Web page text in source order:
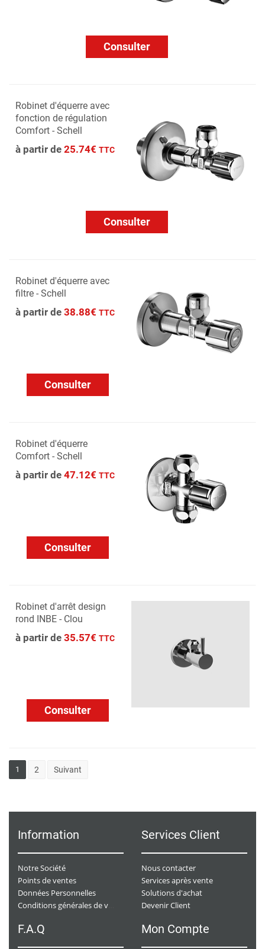
Consulter
Robinet d'équerre avec
fonction de régulation
Comfort - Schell
à partir de 25.74€ TTC
Consulter
Robinet d'équerre avec
filtre - Schell
à partir de 38.88€ TTC
Consulter
Robinet d'équerre
Comfort - Schell
à partir de 47.12€ TTC
Consulter
Robinet d'arrêt design
rond INBE - Clou
à partir de 35.57€ TTC
Consulter
1 2 Suivant
Information
Notre Société
Points de ventes
Données Personnelles
Services Client
Nous contacter
Services après vente
Solutions d'achat
Devenir Client
F.A.Q Mon Compte